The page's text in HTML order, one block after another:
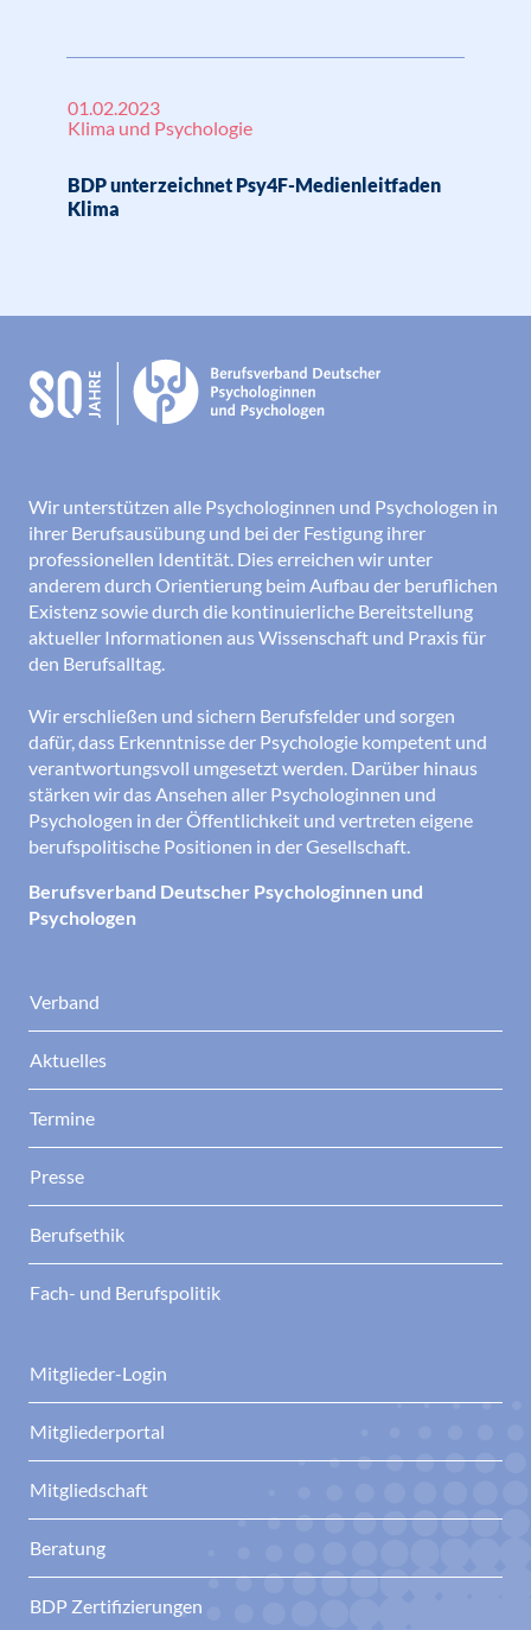
01.02.2023
Klima und Psychologie
BDP unterzeichnet Psy4F-Medienleitfaden
Klima
Wir unterstützen alle Psychologinnen und Psychologen in
ihrer Berufsausübung und bei der Festigung ihrer
professionellen Identität. Dies erreichen wir unter
anderem durch Orientierung beim Aufbau der beruflichen
Existenz sowie durch die kontinuierliche Bereitstellung
aktueller Informationen aus Wissenschaft und Praxis für
den Berufsalltag.
Wir erschließen und sichern Berufsfelder und sorgen
dafür, dass Erkenntnisse der Psychologie kompetent und
verantwortungsvoll umgesetzt werden. Darüber hinaus
stärken wir das Ansehen aller Psychologinnen und
Psychologen in der Öffentlichkeit und vertreten eigene
berufspolitische Positionen in der Gesellschaft.
Berufsverband Deutscher Psychologinnen und
Psychologen
Verband
Aktuelles
Termine
Presse
Berufsethik
Fach- und Berufspolitik
Mitglieder-Login
Mitgliederportal
Mitgliedschaft
Beratung
BDP Zertifizierungen